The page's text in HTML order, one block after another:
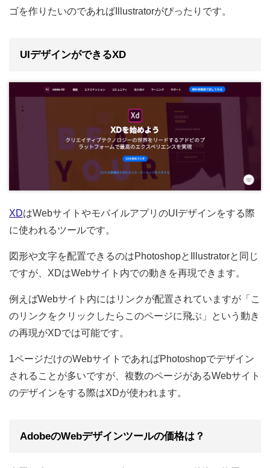
ゴを作りたいのであればIllustratorがぴったりです。
UIデザインができるXD
XDはWebサイトやモバイルアプリのUIデザインをする際
に使われるツールです。
図形や文字を配置できるのはPhotoshopとIllustratorと同じ
ですが、XDはWebサイト内での動きを再現できます。
例えばWebサイト内にはリンクが配置されていますが「こ
のリンクをクリックしたらこのページに飛ぶ」という動き
の再現がXDでは可能です。
1ページだけのWebサイトであればPhotoshopでデザイン
されることが多いですが、複数のページがあるWebサイト
のデザインをする際はXDが使われます。
AdobeのWebデザインツールの価格は？